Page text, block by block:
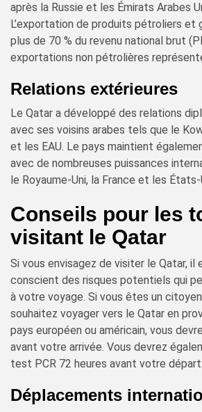
après la Russie et les Émirats Arabes
L’exportation de produits pétroliers et
plus de 70 % du revenu national brut
exportations non pétrolières
Relations extérieures
Le Qatar a développé des relations
avec ses voisins arabes tels que le
et les EAU. Le pays maintient
avec de nombreuses puissances
le Royaume-Uni, la France et les États-
Conseils pour les
visitant le Qatar
Si vous envisagez de visiter le Qatar,
conscient des risques potentiels qui
à votre voyage. Si vous êtes un
souhaitez voyager vers le Qatar en
pays européen ou américain, vous
avant votre arrivée. Vous devrez
test PCR 72 heures avant votre départ.
Déplacements